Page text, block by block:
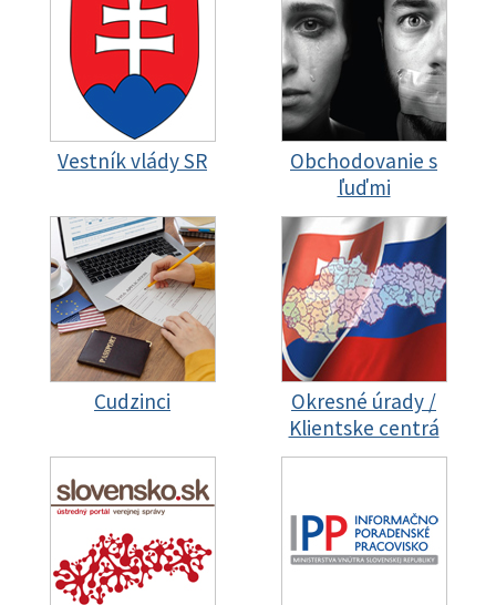
Vestník vlády SR
Obchodovanie s
ľuďmi
Cudzinci
Okresné úrady /
Klientske centrá